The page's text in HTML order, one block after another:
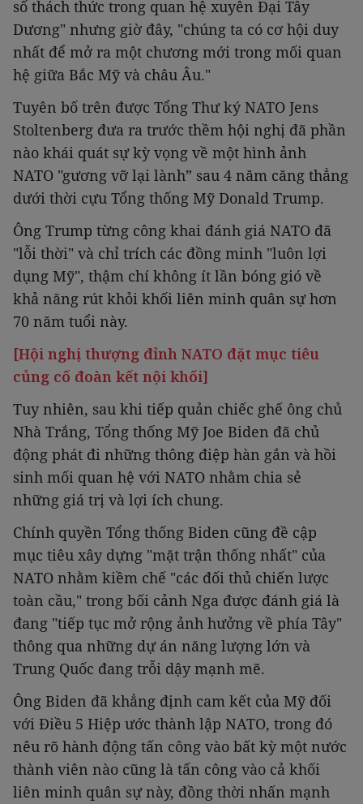
số thách thức trong quan hệ xuyên Đại Tây
Dương" nhưng giờ đây, "chúng ta có cơ hội duy
nhất để mở ra một chương mới trong mối quan
hệ giữa Bắc Mỹ và châu Âu."
Tuyên bố trên được Tổng Thư ký NATO Jens
Stoltenberg đưa ra trước thềm hội nghị đã phần
nào khái quát sự kỳ vọng về một hình ảnh
NATO "gương vỡ lại lành” sau 4 năm căng thẳng
dưới thời cựu Tổng thống Mỹ Donald Trump.
Ông Trump từng công khai đánh giá NATO đã
"lỗi thời" và chỉ trích các đồng minh "luôn lợi
dụng Mỹ", thậm chí không ít lần bóng gió về
khả năng rút khỏi khối liên minh quân sự hơn
70 năm tuổi này.
[Hội nghị thượng đỉnh NATO đặt mục tiêu
củng cố đoàn kết nội khối]
Tuy nhiên, sau khi tiếp quản chiếc ghế ông chủ
Nhà Trắng, Tổng thống Mỹ Joe Biden đã chủ
động phát đi những thông điệp hàn gắn và hồi
sinh mối quan hệ với NATO nhằm chia sẻ
những giá trị và lợi ích chung.
Chính quyền Tổng thống Biden cũng đề cập
mục tiêu xây dựng "mặt trận thống nhất" của
NATO nhằm kiềm chế "các đối thủ chiến lược
toàn cầu," trong bối cảnh Nga được đánh giá là
đang "tiếp tục mở rộng ảnh hưởng về phía Tây"
thông qua những dự án năng lượng lớn và
Trung Quốc đang trỗi dậy mạnh mẽ.
Ông Biden đã khẳng định cam kết của Mỹ đối
với Điều 5 Hiệp ước thành lập NATO, trong đó
nêu rõ hành động tấn công vào bất kỳ một nước
thành viên nào cũng là tấn công vào cả khối
liên minh quân sự này, đồng thời nhấn mạnh